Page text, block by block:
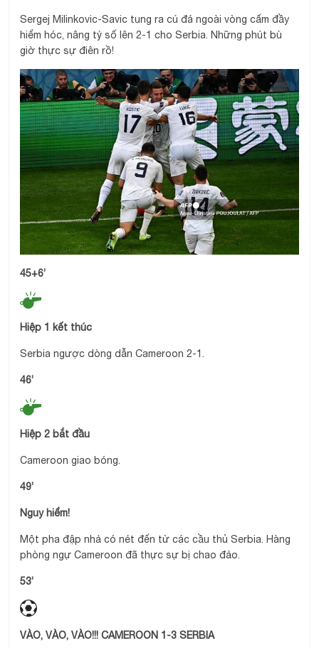
Sergej Milinkovic-Savic tung ra cú đá ngoài vòng cấm đầy
hiểm hóc, nâng tỷ số lên 2-1 cho Serbia. Những phút bù
giờ thực sự điên rồ!
45+6’
Hiệp 1 kết thúc
Serbia ngược dòng dẫn Cameroon 2-1.
46’
Hiệp 2 bắt đầu
Cameroon giao bóng.
49’
Nguy hiểm!
Một pha đập nhả có nét đến từ các cầu thủ Serbia. Hàng
phòng ngự Cameroon đã thực sự bị chao đảo.
53’
VÀO, VÀO, VÀO!!! CAMEROON 1-3 SERBIA